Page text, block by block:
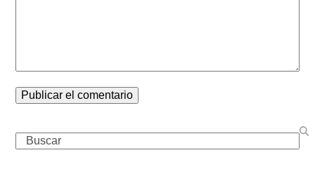
Search